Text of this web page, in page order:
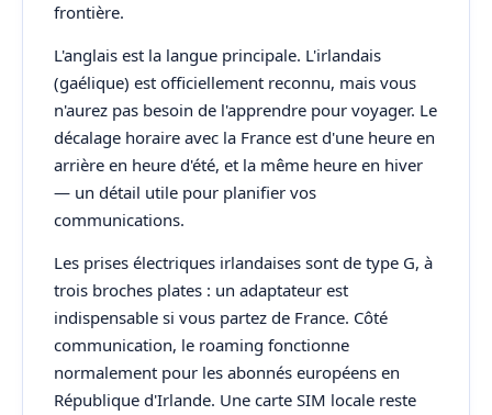
frontière.
L'anglais est la langue principale. L'irlandais
(gaélique) est officiellement reconnu, mais vous
n'aurez pas besoin de l'apprendre pour voyager. Le
décalage horaire avec la France est d'une heure en
arrière en heure d'été, et la même heure en hiver
— un détail utile pour planifier vos
communications.
Les prises électriques irlandaises sont de type G, à
trois broches plates : un adaptateur est
indispensable si vous partez de France. Côté
communication, le roaming fonctionne
normalement pour les abonnés européens en
République d'Irlande. Une carte SIM locale reste